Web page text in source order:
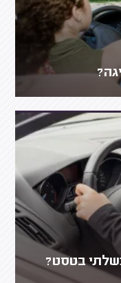
בטסט?